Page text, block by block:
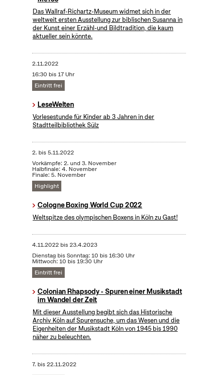
Das Wallraf-Richartz-Museum widmet sich in der
weltweit ersten Ausstellung zur biblischen Susanna in
der Kunst einer Erzähl-und Bildtradition, die kaum
aktueller sein könnte.
2.11.2022
16:30 bis 17 Uhr
Eintritt frei
LeseWelten
Vorlesestunde für Kinder ab 3 Jahren in der
Stadtteilbibliothek Sülz
2. bis5.11.2022
Vorkämpfe: 2. und 3. November
Halbfinale: 4. November
Finale: 5. November
Highlight
Cologne Boxing World Cup 2022
Weltspitze des olympischen Boxens in Köln zu Gast!
4.11.2022bis23.4.2023
Dienstag bis Sonntag: 10 bis 16:30 Uhr
Mittwoch: 10 bis 19:30 Uhr
Eintritt frei
Colonian Rhapsody - Spuren einer Musikstadt
im Wandel der Zeit
Mit dieser Ausstellung begibt sich das Historische
Archiv Köln auf Spurensuche, um das Wesen und die
Eigenheiten der Musikstadt Köln von 1945 bis 1990
näher zu beleuchten.
7. bis22.11.2022